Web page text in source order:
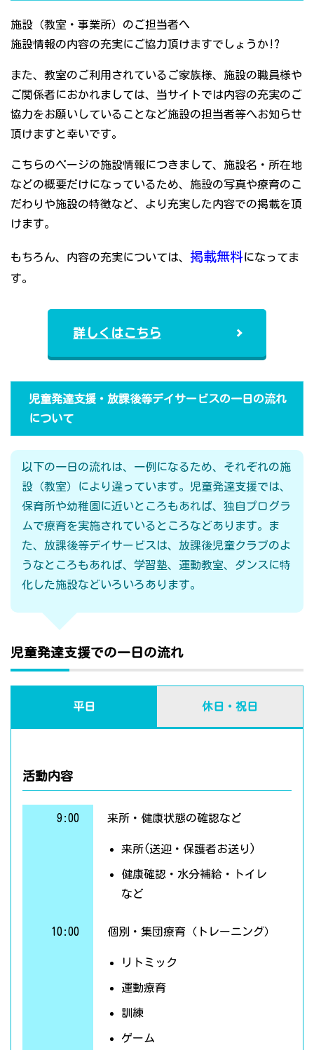
施設（教室・事業所）のご担当者へ
施設情報の内容の充実にご協力頂けますでしょうか!?
また、教室のご利用されているご家族様、施設の職員様や
ご関係者におかれましては、当サイトでは内容の充実のご
協力をお願いしていることなど施設の担当者等へお知らせ
頂けますと幸いです。
こちらのページの施設情報につきまして、施設名・所在地
などの概要だけになっているため、施設の写真や療育のこ
だわりや施設の特徴など、より充実した内容での掲載を頂
けます。
もちろん、内容の充実については、 掲載無料になってま
す。
詳しくはこちら
児童発達支援・放課後等デイサービスの一日の流れ
について
以下の一日の流れは、一例になるため、それぞれの施
設（教室）により違っています。児童発達支援では、
保育所や幼稚園に近いところもあれば、独自プログラ
ムで療育を実施されているところなどあります。ま
た、放課後等デイサービスは、放課後児童クラブのよ
うなところもあれば、学習塾、運動教室、ダンスに特
化した施設などいろいろあります。
児童発達支援での一日の流れ
平日 休日・祝日
活動内容
9:00 来所・健康状態の確認など
来所(送迎・保護者お送り)
健康確認・水分補給・トイレ
など
10:00 個別・集団療育（トレーニング）
リトミック
運動療育
訓練
ゲーム